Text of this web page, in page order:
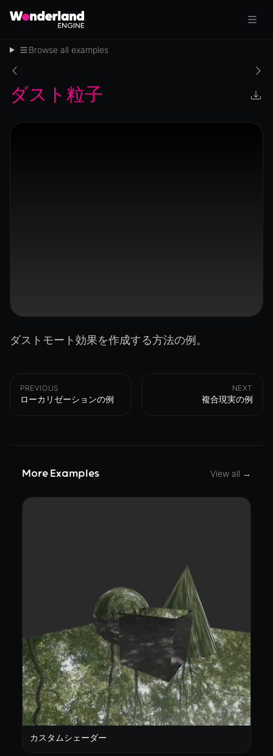
Browse all examples
ダスト粒子
ダストモート効果を作成する方法の例。
PREVIOUS
ローカリゼーションの例
NEXT
複合現実の例
More Examples View all →
カスタムシェーダー